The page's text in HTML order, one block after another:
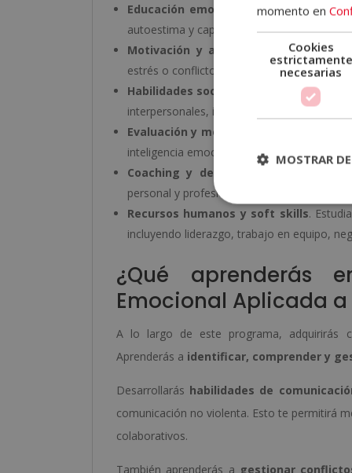
Educación emocional y
autoestima y capacidad de autogestión.
Motivación y autorregulación
estrés o conflicto, aplicando estrategias de
Habilidades sociales, empatía y
interpersonales, incluyendo la escucha
Evaluación y mejora de la inteligencia
inteligencia emocional y diseñar planes de
Coaching y desarrollo personal
.
personal y profesional, tanto a nivel
Recursos humanos y soft skills.
incluyendo liderazgo, trabajo en equipo,
¿Qué aprenderás
Emocional Aplicada a
A lo largo de este programa, adquirirás
Aprenderás a identificar, comprender y
Desarrollarás habilidades de
comunicación no violenta. Esto te permitirá
colaborativos.
También aprenderás a gestionar
momento en
Cookies
estrictamente
necesarias
MOSTRAR